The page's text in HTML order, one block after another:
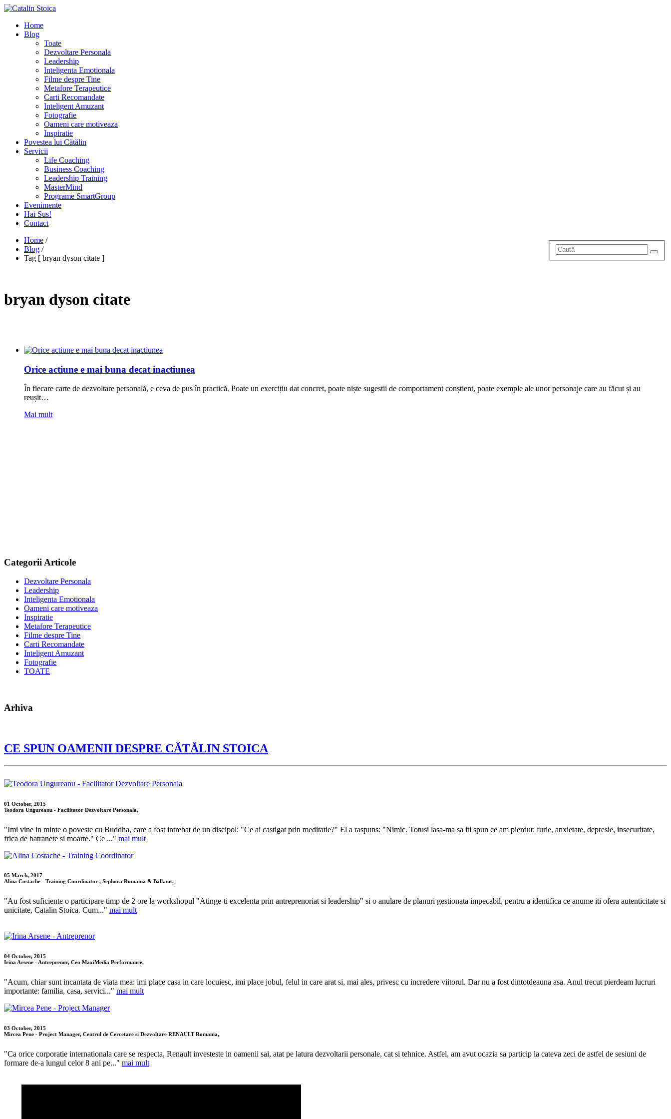
Home
Blog
Toate
Dezvoltare Personala
Leadership
Inteligenta Emotionala
Filme despre Tine
Metafore Terapeutice
Carti Recomandate
Inteligent Amuzant
Fotografie
Oameni care motiveaza
Inspiratie
Povestea lui Cătălin
Servicii
Life Coaching
Business Coaching
Leadership Training
MasterMind
Programe SmartGroup
Evenimente
Hai Sus!
Contact
Home /
Blog /
Tag [ bryan dyson citate ]
bryan dyson citate
Orice actiune e mai buna decat inactiunea
În fiecare carte de dezvoltare personală, e ceva de pus în practică. Poate un exercițiu dat concret, poate niște sugestii de comportament conștient, poate exemple ale unor personaje care au făcut și au
reușit…
Mai mult
Categorii Articole
Dezvoltare Personala
Leadership
Inteligenta Emotionala
Oameni care motiveaza
Inspiratie
Metafore Terapeutice
Filme despre Tine
Carti Recomandate
Inteligent Amuzant
Fotografie
TOATE
Arhiva
CE SPUN OAMENII DESPRE CĂTĂLIN STOICA
01 October, 2015
Teodora Ungureanu - Facilitator Dezvoltare Personala,
"Imi vine in minte o poveste cu Buddha, care a fost intrebat de un discipol: "Ce ai castigat prin meditatie?" El a raspuns: "Nimic. Totusi lasa-ma sa iti spun ce am pierdut: furie, anxietate, depresie, insecuritate,
frica de batranete si moarte." Ce ..." mai mult
05 March, 2017
Alina Costache - Training Coordinator , Sephora Romania & Balkans,
"Au fost suficiente o participare timp de 2 ore la workshopul "Atinge-ti excelenta prin antreprenoriat si leadership" si o anulare de planuri gestionata impecabil, pentru a identifica ce anume iti ofera autenticitate si
unicitate, Catalin Stoica. Cum..." mai mult
04 October, 2015
Irina Arsene - Antreprenor, Ceo MaxiMedia Performance,
"Acum, chiar sunt incantata de viata mea: imi place casa in care locuiesc, imi place jobul, felul in care arat si, mai ales, privesc cu incredere viitorul. Dar nu a fost dintotdeauna asa. Anul trecut pierdeam lucruri
importante: familia, casa, servici..." mai mult
03 October, 2015
Mircea Pene - Project Manager, Centrul de Cercetare si Dezvoltare RENAULT Romania,
"Ca orice corporatie internationala care se respecta, Renault investeste in oamenii sai, atat pe latura dezvoltarii personale, cat si tehnice. Astfel, am avut ocazia sa particip la cateva zeci de astfel de sesiuni de
formare de-a lungul celor 8 ani pe..." mai mult